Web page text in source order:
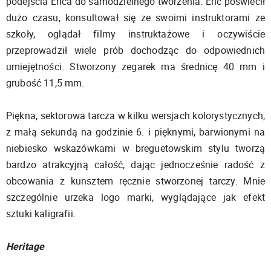
dużo czasu, konsultował się ze swoimi instruktorami ze
szkoły, oglądał filmy instruktażowe i oczywiście
przeprowadził wiele prób dochodząc do odpowiednich
umiejętności. Stworzony zegarek ma średnicę 40 mm i
grubość 11,5 mm.
Piękna, sektorowa tarcza w kilku wersjach kolorystycznych,
z małą sekundą na godzinie 6. i pięknymi, barwionymi na
niebiesko wskazówkami w breguetowskim stylu tworzą
bardzo atrakcyjną całość, dając jednocześnie radość z
obcowania z kunsztem ręcznie stworzonej tarczy. Mnie
szczególnie urzeka logo marki, wyglądające jak efekt
sztuki kaligrafii.
Heritage